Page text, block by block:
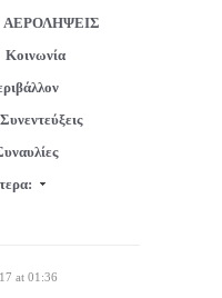
ΑΕΡΟΛΗΨΕΙΣ
Κοινωνία
Συνεντεύξεις
at 01:36